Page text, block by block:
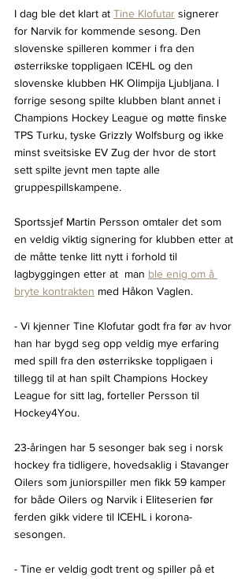
I dag ble det klart at Tine Klofutar signerer
for Narvik for kommende sesong. Den
slovenske spilleren kommer i fra den
østerrikske toppligaen ICEHL og den
slovenske klubben HK Olimpija Ljubljana. I
forrige sesong spilte klubben blant annet i
Champions Hockey League og møtte finske
TPS Turku, tyske Grizzly Wolfsburg og ikke
minst sveitsiske EV Zug der hvor de stort
sett spilte jevnt men tapte alle
gruppespillskampene.
Sportssjef Martin Persson omtaler det som
en veldig viktig signering for klubben etter at
de måtte tenke litt nytt i forhold til
lagbyggingen etter at  man ble enig om å
bryte kontrakten med Håkon Vaglen.
- Vi kjenner Tine Klofutar godt fra før av hvor
han har bygd seg opp veldig mye erfaring
med spill fra den østerrikske toppligaen i
tillegg til at han spilt Champions Hockey
League for sitt lag, forteller Persson til
Hockey4You.
23-åringen har 5 sesonger bak seg i norsk
hockey fra tidligere, hovedsaklig i Stavanger
Oilers som juniorspiller men fikk 59 kamper
for både Oilers og Narvik i Eliteserien før
ferden gikk videre til ICEHL i korona-
sesongen.
- Tine er veldig godt trent og spiller på et